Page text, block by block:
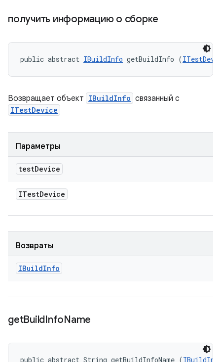
получить информацию о сборке
public abstract IBuildInfo getBuildInfo (
Возвращает объект IBuildInfo связанный с
ITestDevice
Параметры
testDevice
ITestDevice
Возвраты
IBuildInfo
getBuildInfoName
public abstract String getBuildInfoName (